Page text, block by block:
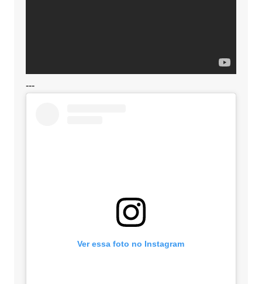
---
Ver essa foto no Instagram